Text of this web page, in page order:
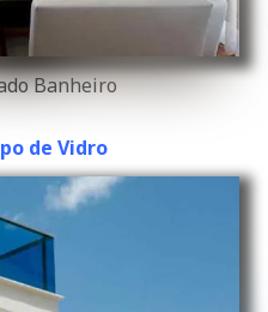
Banheiro
de Vidro